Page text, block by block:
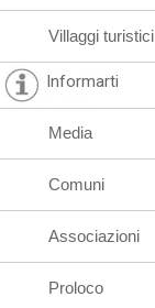
Villaggi turistici
Informarti
Media
Comuni
Associazioni
Proloco